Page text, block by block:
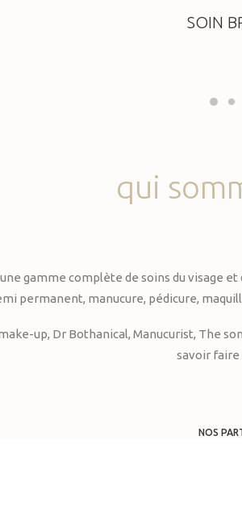
SOIN
qui
gamme complète de soins du visage
permanent, manucure, pédicure,
up, Dr Bothanical, Manucurist, The
savoir
NOS